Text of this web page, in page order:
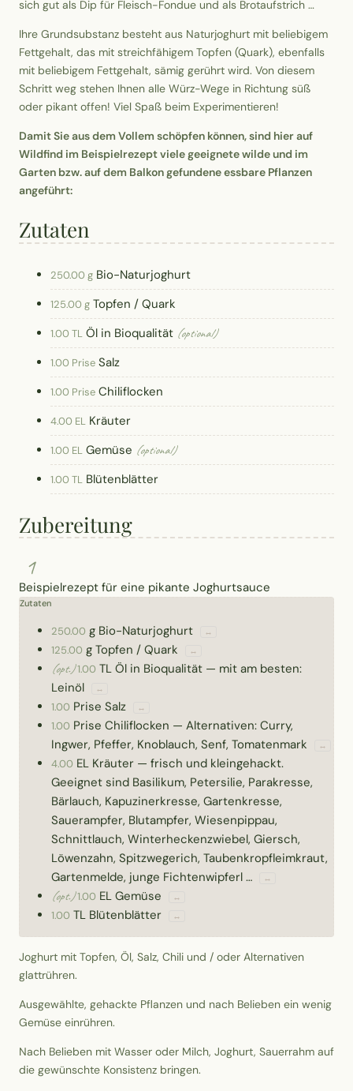
sich gut als Dip für Fleisch-Fondue und als Brotaufstrich …
Ihre Grundsubstanz besteht aus Naturjoghurt mit beliebigem
Fettgehalt, das mit streichfähigem Topfen (Quark), ebenfalls
mit beliebigem Fettgehalt, sämig gerührt wird. Von diesem
Schritt weg stehen Ihnen alle Würz-Wege in Richtung süß
oder pikant offen! Viel Spaß beim Experimentieren!
Damit Sie aus dem Vollem schöpfen können, sind hier auf
Wildfind im Beispielrezept viele geeignete wilde und im
Garten bzw. auf dem Balkon gefundene essbare Pflanzen
angeführt:
Zutaten
250.00 g Bio-Naturjoghurt
125.00 g Topfen / Quark
1.00 TL Öl in Bioqualität (optional)
1.00 Prise Salz
1.00 Prise Chiliflocken
4.00 EL Kräuter
1.00 EL Gemüse (optional)
1.00 TL Blütenblätter
Zubereitung
1
Beispielrezept für eine pikante Joghurtsauce
Zutaten
250.00 g Bio-Naturjoghurt ↔
125.00 g Topfen / Quark ↔
(opt.) 1.00 TL Öl in Bioqualität — mit am besten:
Leinöl
↔
1.00 Prise Salz ↔
1.00 Prise Chiliflocken — Alternativen: Curry,
Ingwer, Pfeffer, Knoblauch, Senf, Tomatenmark
↔
4.00 EL Kräuter — frisch und kleingehackt.
Geeignet sind Basilikum, Petersilie, Parakresse,
Bärlauch, Kapuzinerkresse, Gartenkresse,
Sauerampfer, Blutampfer, Wiesenpippau,
Schnittlauch, Winterheckenzwiebel, Giersch,
Löwenzahn, Spitzwegerich, Taubenkropfleimkraut,
Gartenmelde, junge Fichtenwipferl …
↔
(opt.) 1.00 EL Gemüse ↔
1.00 TL Blütenblätter ↔
Joghurt mit Topfen, Öl, Salz, Chili und / oder Alternativen
glattrühren.
Ausgewählte, gehackte Pflanzen und nach Belieben ein wenig
Gemüse einrühren.
Nach Belieben mit Wasser oder Milch, Joghurt, Sauerrahm auf
die gewünschte Konsistenz bringen.